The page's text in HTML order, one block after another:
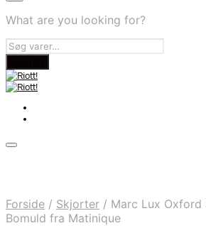
What are you looking for?
Forside / Skjorter / Marc Lux Oxford
Bomuld fra Matinique